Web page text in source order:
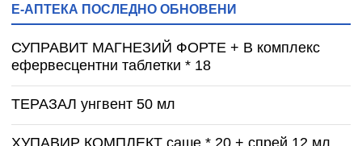
Е-АПТЕКА ПОСЛЕДНО ОБНОВЕНИ
СУПРАВИТ МАГНЕЗИЙ ФОРТЕ + B комплекс
ефервесцентни таблетки * 18
ТЕРАЗАЛ унгвент 50 мл